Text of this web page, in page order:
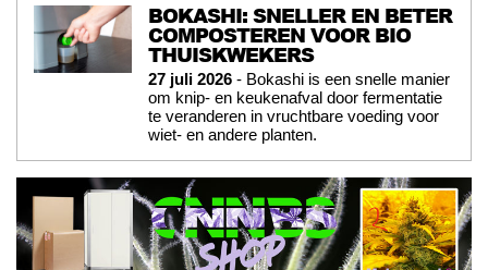
BOKASHI: SNELLER EN BETER
COMPOSTEREN VOOR BIO
THUISKWEKERS
27 juli 2026 - Bokashi is een snelle manier
om knip- en keukenafval door fermentatie
te veranderen in vruchtbare voeding voor
wiet- en andere planten.